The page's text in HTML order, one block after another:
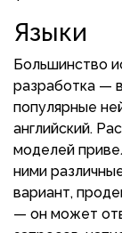
Языки
Большинство
разработка —
популярные
английский.
моделей
ними
вариант,
— он может